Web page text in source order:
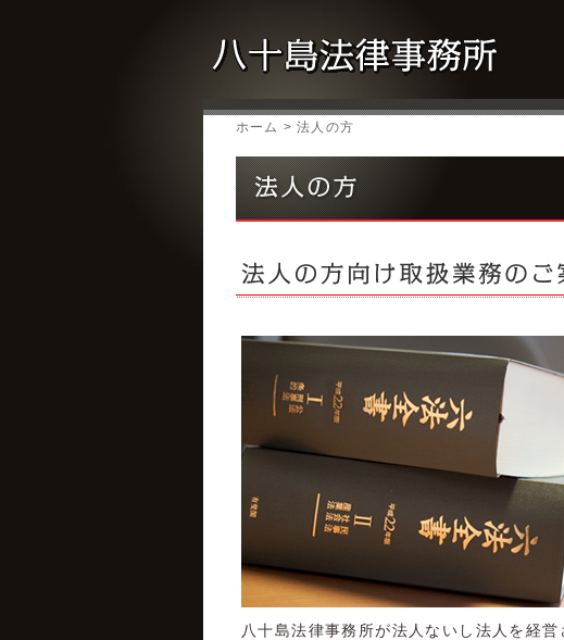
ホーム > 法人の方
八十島法律事務所が法人ないし法人を経